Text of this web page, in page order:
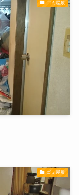
ゴミ屋敷
ゴミ屋敷